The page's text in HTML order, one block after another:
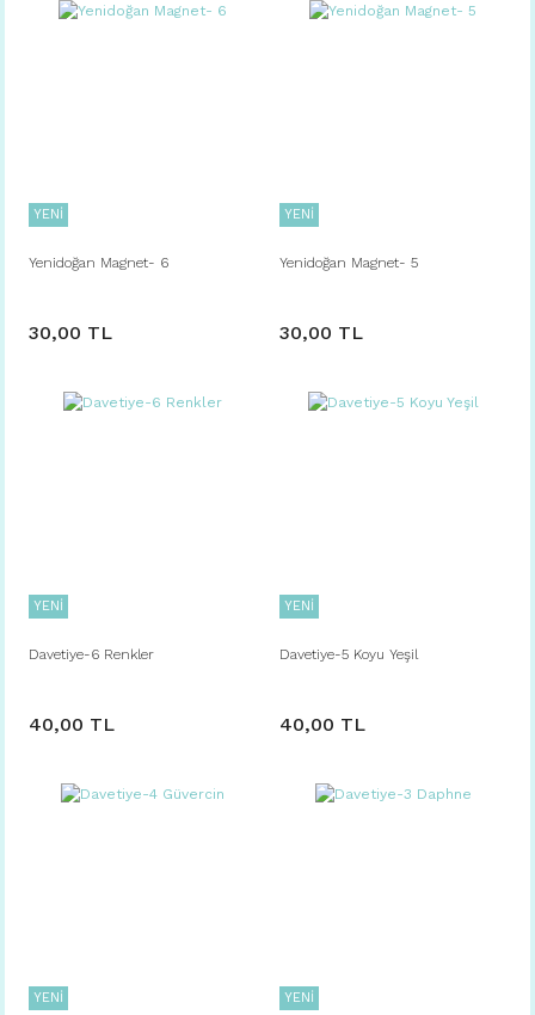
YENİ
Yenidoğan Magnet- 6
30,00 TL
YENİ
Yenidoğan Magnet- 5
30,00 TL
YENİ
Davetiye-6 Renkler
40,00 TL
YENİ
Davetiye-5 Koyu Yeşil
40,00 TL
YENİ YENİ